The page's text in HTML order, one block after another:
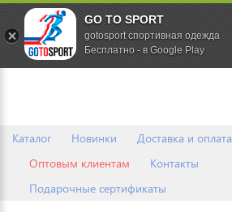
Каталог Новинки Доставка и оплата
Оптовым клиентам
Контакты
Подарочные сертификаты
GO TO SPORT
gotosport спортивная одежда
Бесплатно - в Google Play